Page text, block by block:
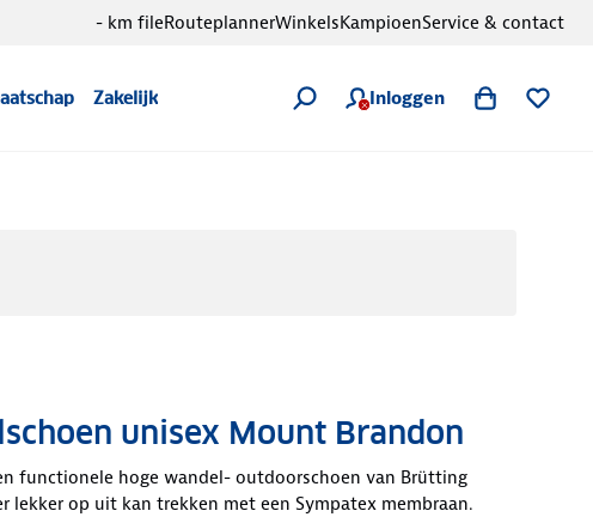
Zakelijk Inloggen
- km fileRouteplannerWinkelsKampioenService & contact
unisex Mount Brandon
functionele hoge wandel- outdoorschoen van Brütting
lekker op uit kan trekken met een Sympatex membraan.